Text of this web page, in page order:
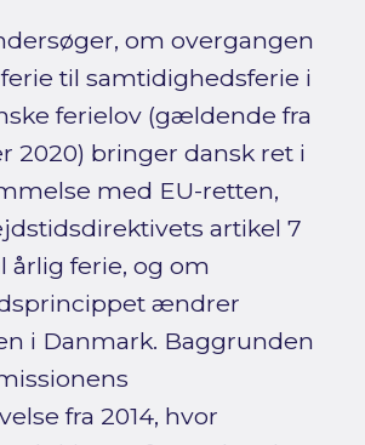
om overgangen
til samtidighedsferie i
ferielov (gældende fra
2020) bringer dansk ret i
med EU-retten,
artikel 7
årlig ferie, og om
ændrer
i Danmark. Baggrunden
fra 2014, hvor